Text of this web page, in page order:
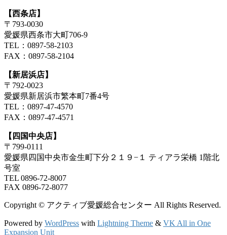
【西条店】
〒793-0030
愛媛県西条市大町706-9
TEL：0897-58-2103
FAX：0897-58-2104
【新居浜店】
〒792-0023
愛媛県新居浜市繁本町7番4号
TEL：0897-47-4570
FAX：0897-47-4571
【四国中央店】
〒799-0111
愛媛県四国中央市金生町下分２１９−１ ティアラ栄橋 1階北
号室
TEL 0896-72-8007
FAX 0896-72-8077
Copyright © アクティブ愛媛総合センター All Rights Reserved.
Powered by WordPress with Lightning Theme & VK All in One
Expansion Unit